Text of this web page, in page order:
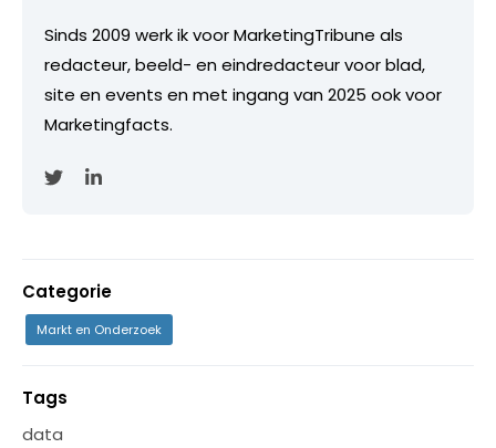
Sinds 2009 werk ik voor MarketingTribune als
redacteur, beeld- en eindredacteur voor blad,
site en events en met ingang van 2025 ook voor
Marketingfacts.
Categorie
Markt en Onderzoek
Tags
data